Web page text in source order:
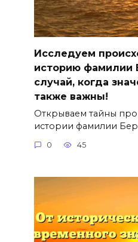
Исследуем
историю фамилии
случай, когда
также важны!
Открываем тайны
истории фамилии
0 45